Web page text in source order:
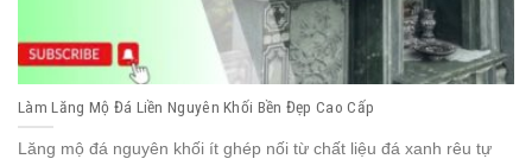
Làm Lăng Mộ Đá Liền Nguyên Khối Bền Đẹp Cao Cấp
Lăng mộ đá nguyên khối ít ghép nối từ chất liệu đá xanh rêu tự